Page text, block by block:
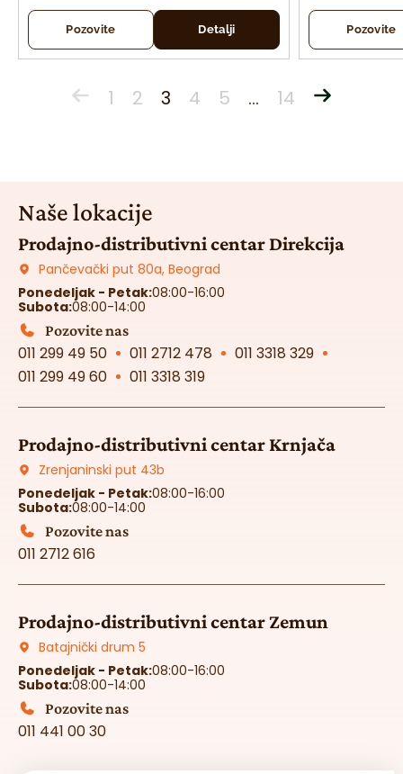
Pozovite Detalji Pozovite
1 2 3 4 5 … 14
Naše lokacije
Prodajno-distributivni centar Direkcija
Pančevački put 80a, Beograd
Ponedeljak - Petak:08:00-16:00
Subota:08:00-14:00
Pozovite nas
011 299 49 50 011 2712 478
011 3318 329
011 299 49 60
011 3318 319
Prodajno-distributivni centar Krnjača
Zrenjaninski put 43b
Ponedeljak - Petak:08:00-16:00
Subota:08:00-14:00
Pozovite nas
011 2712 616
Prodajno-distributivni centar Zemun
Batajnički drum 5
Ponedeljak - Petak:08:00-16:00
Subota:08:00-14:00
Pozovite nas
011 441 00 30